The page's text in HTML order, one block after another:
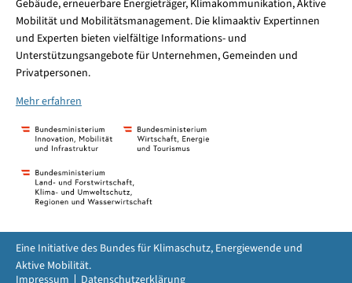
Gebäude, erneuerbare Energieträger, Klimakommunikation, Aktive
Mobilität und Mobilitätsmanagement. Die klimaaktiv Expertinnen
und Experten bieten vielfältige Informations- und
Unterstützungsangebote für Unternehmen, Gemeinden und
Privatpersonen.
Mehr erfahren
Eine Initiative des Bundes für Klimaschutz, Energiewende und
Aktive Mobilität.